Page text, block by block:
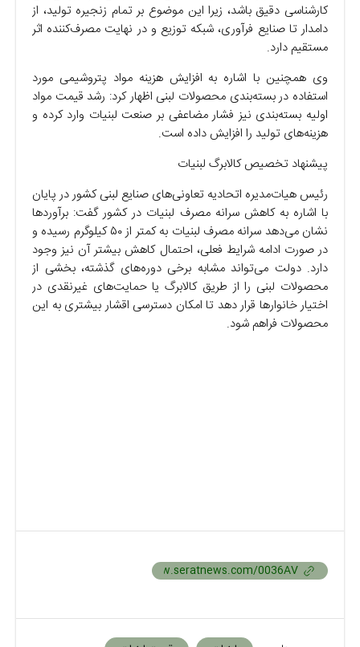
کارشناسی دقیق باشد، زیرا این موضوع بر تمام زنجیره تولید، از
دامدار تا صنایع فرآوری، شبکه توزیع و در نهایت مصرف‌کننده اثر
مستقیم دارد.
وی همچنین با اشاره به افزایش هزینه مواد پتروشیمی مورد
استفاده در بسته‌بندی محصولات لبنی اظهار کرد: رشد قیمت مواد
اولیه بسته‌بندی نیز فشار مضاعفی بر صنعت لبنیات وارد کرده و
هزینه‌های تولید را افزایش داده است.
پیشنهاد تخصیص کالابرگ لبنیات
رئیس هیات‌مدیره اتحادیه تعاونی‌های صنایع لبنی کشور در پایان
با اشاره به کاهش سرانه مصرف لبنیات در کشور گفت: برآورد‌ها
نشان می‌دهد سرانه مصرف لبنیات به کمتر از ۵۰ کیلوگرم رسیده و
در صورت ادامه شرایط فعلی، احتمال کاهش بیشتر آن نیز وجود
دارد. دولت می‌تواند مشابه برخی دوره‌های گذشته، بخشی از
محصولات لبنی را از طریق کالابرگ یا حمایت‌های غیرنقدی در
اختیار خانوار‌ها قرار دهد تا امکان دسترسی اقشار بیشتری به این
محصولات فراهم شود.